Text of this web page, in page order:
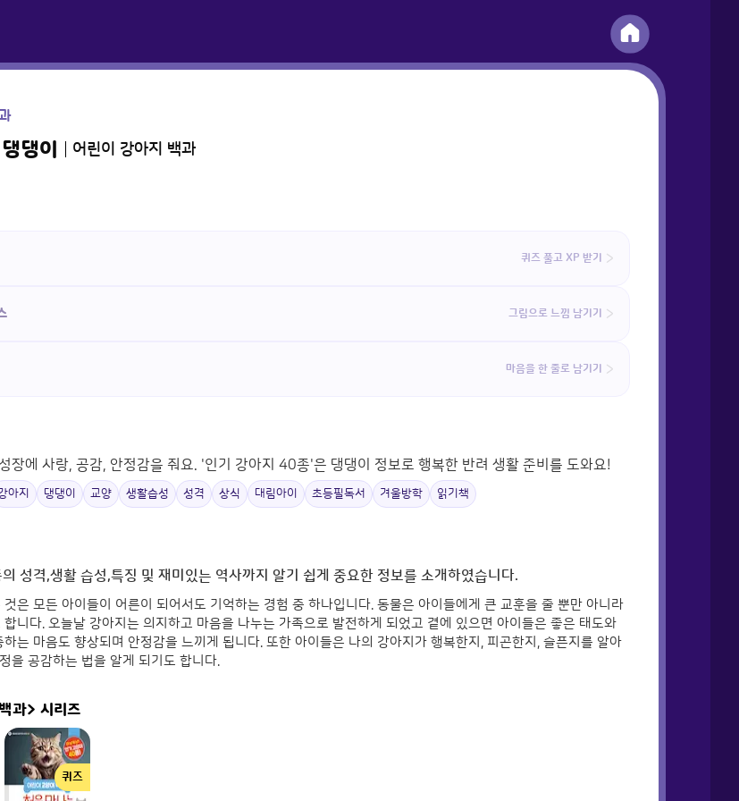
댕이 어린이 강아지 백과
퀴즈 풀고 XP 받기
그림으로 느낌 남기기
마음을 한 줄로 남기기
장에 사랑, 공감, 안정감을 줘요. '인기 강아지 40종'은 댕댕이 정보로 행복한 반려 생활 준비를 도와요!
아지 댕댕이 교양 생활습성 성격 상식 대림아이 초등필독서 겨울방학 읽기책
성격,생활 습성,특징 및 재미있는 역사까지 알기 쉽게 중요한 정보를 소개하였습니다.
것은 모든 아이들이 어른이 되어서도 기억하는 경험 중 하나입니다. 동물은 아이들에게 큰 교훈을 줄 뿐만 아니라
니다. 오늘날 강아지는 의지하고 마음을 나누는 가족으로 발전하게 되었고 곁에 있으면 아이들은 좋은 태도와
는 마음도 향상되며 안정감을 느끼게 됩니다. 또한 아이들은 나의 강아지가 행복한지, 피곤한지, 슬픈지를 알아
을 공감하는 법을 알게 되기도 합니다.
과> 시리즈
퀴즈